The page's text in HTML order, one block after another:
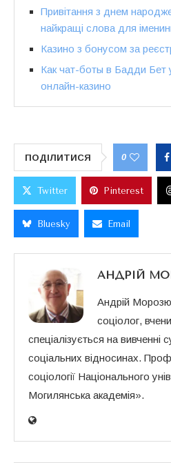
Привітання з днем
найкращі слова для
Казино з бонусом за
Как чат-боты в Бадди
онлайн-казино
ПОДІЛИТИСЯ 0
Twitter Pinterest
Bluesky Email
АНДРІЙ
Андрій
соціолог,
спеціалізується на вивченні
соціальних відносинах.
соціології Національного
Могилянська академія».